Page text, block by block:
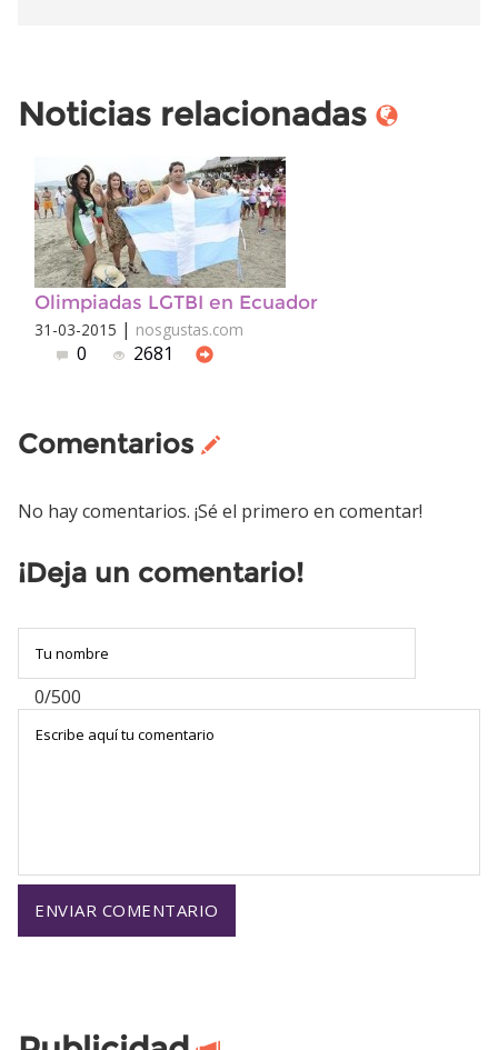
Noticias relacionadas
Olimpiadas LGTBI en Ecuador
31-03-2015 | nosgustas.com
0 2681
Comentarios
No hay comentarios. ¡Sé el primero en comentar!
¡Deja un comentario!
0/500